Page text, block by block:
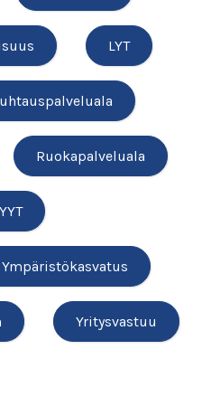
LYT
Ruokapalveluala
Ympäristökasvatus
Yritysvastuu